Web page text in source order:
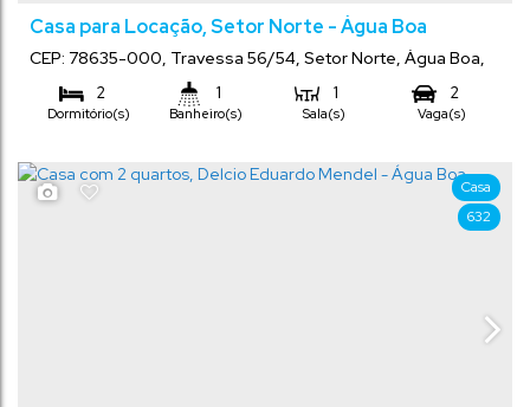
Casa para Locação, Setor Norte - Água Boa
CEP: 78635-000, Travessa 56/54, Setor Norte, Água Boa,
2
Dormitório(s)
1
Banheiro(s)
1
Sala(s)
2
Vaga(s)
632
Casa